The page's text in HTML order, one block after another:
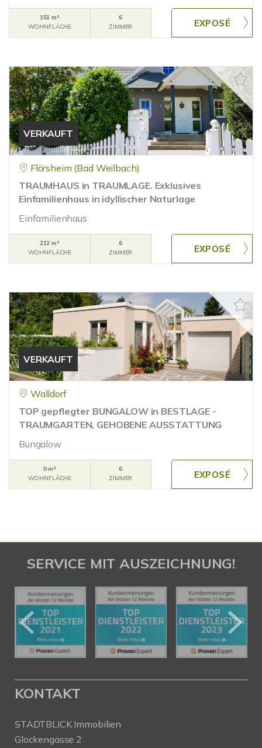
151 m²
WOHNFLÄCHE
6
ZIMMER
VERKAUFT
Flörsheim (Bad Weilbach)
TRAUMHAUS in TRAUMLAGE. Exklusives
Einfamilienhaus in idyllischer Naturlage
Einfamilienhaus
212 m²
WOHNFLÄCHE
6
ZIMMER
VERKAUFT
Walldorf
TOP gepflegter BUNGALOW in BESTLAGE -
TRAUMGARTEN, GEHOBENE AUSSTATTUNG
Bungalow
0 m²
WOHNFLÄCHE
6
ZIMMER
SERVICE MIT AUSZEICHNUNG!
KONTAKT
STADTBLICK Immobilien
Glockengasse 2